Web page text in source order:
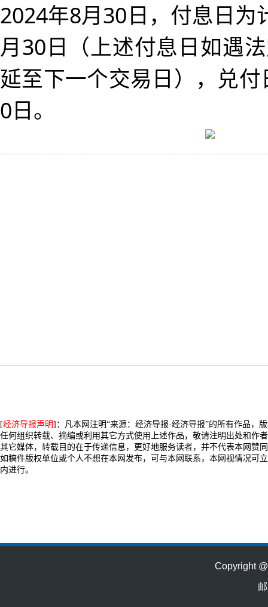
2024年8月30日，付息日为
月30日（上述付息日如遇
延至下一个交易日），兑
0日。
[经济导报声明]：凡本网注明“来源：经济导报·经济导报”的所有作品，
任何组织转载、摘编或利用其它方式使用上述作品，敬请注明出处和作
其它媒体，转载目的在于传递信息，更好地服务读者，并不代表本网赞
如稿件版权单位或个人不想在本网发布，可与本网联系，本网视情况可
内进行。
Copyright